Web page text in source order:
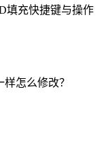
填充快捷键与操作
怎么修改？